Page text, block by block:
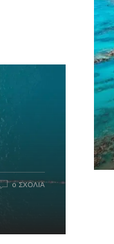
0 ΣΧΌΛΙΑ